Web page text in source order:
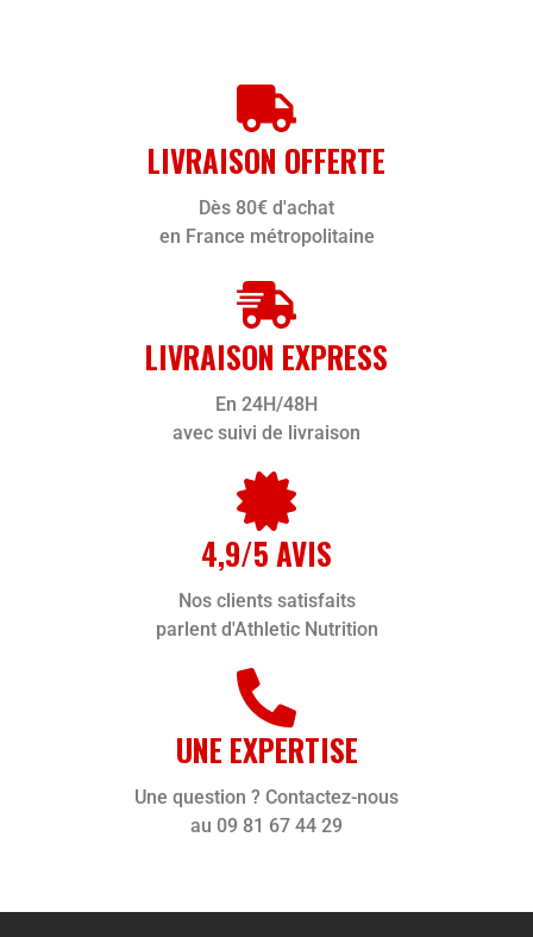
LIVRAISON OFFERTE
Dès 80€ d'achat
en France métropolitaine
LIVRAISON EXPRESS
En 24H/48H
avec suivi de livraison
4,9/5 AVIS
Nos clients satisfaits
parlent d'Athletic Nutrition
UNE EXPERTISE
Une question ? Contactez-nous
au 09 81 67 44 29